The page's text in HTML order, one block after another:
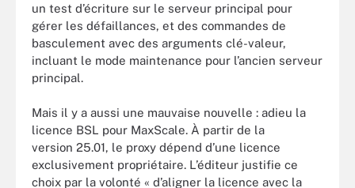
un test d’écriture sur le serveur principal pour
gérer les défaillances, et des commandes de
basculement avec des arguments clé-valeur,
incluant le mode maintenance pour l’ancien serveur
principal.
Mais il y a aussi une mauvaise nouvelle : adieu la
licence BSL pour MaxScale. À partir de la
version 25.01, le proxy dépend d’une licence
exclusivement propriétaire. L’éditeur justifie ce
choix par la volonté « d’aligner la licence avec la